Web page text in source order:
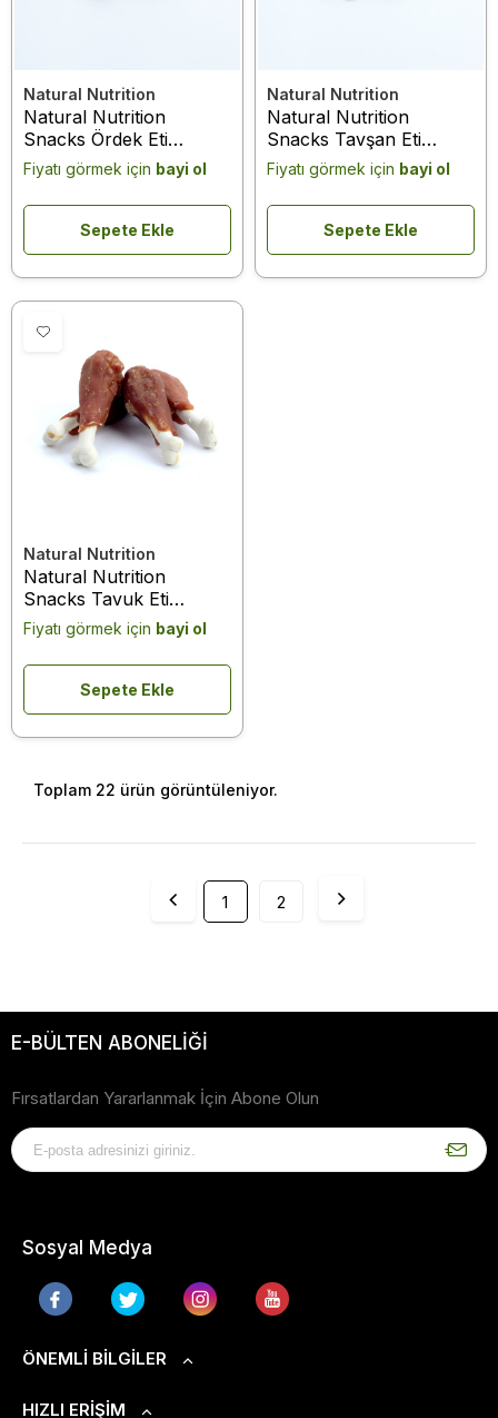
Natural Nutrition
Natural Nutrition
Snacks Ördek Eti
Kalsiyum Kemik Köpek
Ödülü 75 Gr
Fiyatı görmek için bayi ol
Sepete Ekle
Natural Nutrition
Natural Nutrition
Snacks Tavşan Eti
Kalsiyum Kemik Köpek
Ödülü 75 Gr
Fiyatı görmek için bayi ol
Sepete Ekle
Natural Nutrition
Natural Nutrition
Snacks Tavuk Eti
Kalsiyum Kemik Köpek
Ödülü 75 Gr
Fiyatı görmek için bayi ol
Sepete Ekle
Toplam 22 ürün görüntüleniyor.
1 2
ÖNEMLI BILGILER
HIZLI ERIŞIM
E-BÜLTEN ABONELİĞİ
Fırsatlardan Yararlanmak İçin Abone Olun
Sosyal Medya